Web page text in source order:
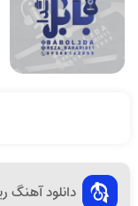
دانلود آهنگ